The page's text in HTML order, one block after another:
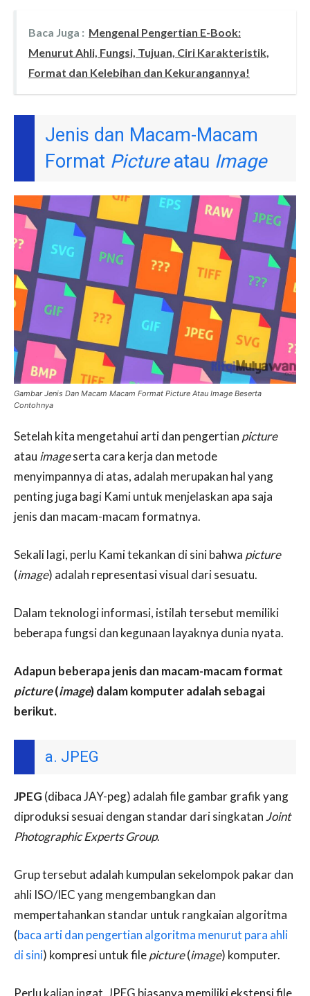
Baca Juga : Mengenal Pengertian E-Book:
Menurut Ahli, Fungsi, Tujuan, Ciri Karakteristik,
Format dan Kelebihan dan Kekurangannya!
Jenis dan Macam-Macam
Format Pictureatau Image
Gambar Jenis Dan Macam Macam Format Picture Atau Image Beserta
Contohnya
Setelah kita mengetahui arti dan pengertian picture
atau imageserta cara kerja dan metode
menyimpannya di atas, adalah merupakan hal yang
penting juga bagi Kami untuk menjelaskan apa saja
jenis dan macam-macam formatnya.
Sekali lagi, perlu Kami tekankan di sini bahwa picture
(image) adalah representasi visual dari sesuatu.
Dalam teknologi informasi, istilah tersebut memiliki
beberapa fungsi dan kegunaan layaknya dunia nyata.
Adapun beberapa jenis dan macam-macam format
picture(image) dalam komputer adalah sebagai
berikut.
a. JPEG
JPEG (dibaca JAY-peg) adalah file gambar grafik yang
diproduksi sesuai dengan standar dari singkatan Joint
Photographic Experts Group.
Grup tersebut adalah kumpulan sekelompok pakar dan
ahli ISO/IEC yang mengembangkan dan
mempertahankan standar untuk rangkaian algoritma
(baca arti dan pengertian algoritma menurut para ahli
di sini) kompresi untuk filepicture(image) komputer.
Perlu kalian ingat, JPEG biasanya memiliki ekstensi file